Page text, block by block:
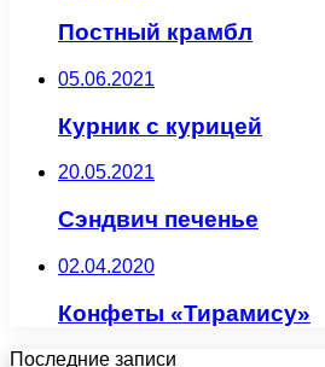
Постный крамбл
05.06.2021
Курник с курицей
20.05.2021
Сэндвич печенье
02.04.2020
Конфеты «Тирамису»
Последние записи